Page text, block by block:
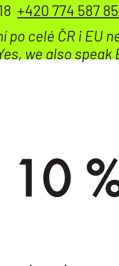
+420 774 587
po celé ČR i EU
we also
10